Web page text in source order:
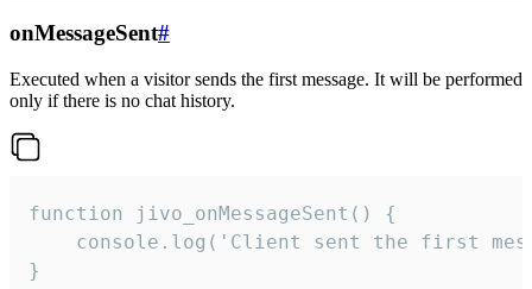
onMessageSent#
Executed when a visitor sends the first message. It will be performed
only if there is no chat history.
function jivo_onMessageSent() {
console.log('Client sent the first
}